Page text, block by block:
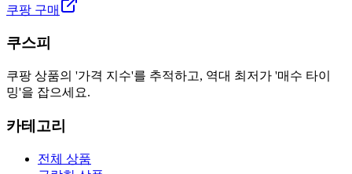
쿠팡 구매
쿠스피
쿠팡 상품의 '가격 지수'를 추적하고, 역대 최저가 '매수 타이
밍'을 잡으세요.
카테고리
전체 상품